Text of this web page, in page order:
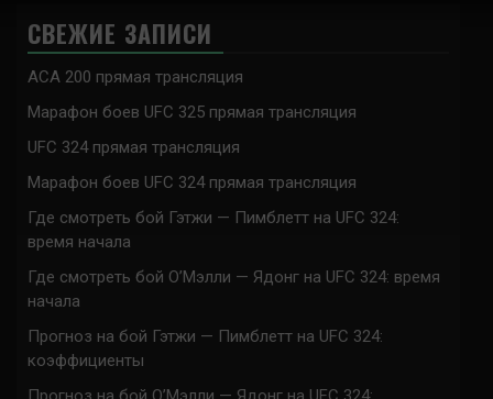
СВЕЖИЕ ЗАПИСИ
ACA 200 прямая трансляция
Марафон боев UFC 325 прямая трансляция
UFC 324 прямая трансляция
Марафон боев UFC 324 прямая трансляция
Где смотреть бой Гэтжи — Пимблетт на UFC 324:
время начала
Где смотреть бой О’Мэлли — Ядонг на UFC 324: время
начала
Прогноз на бой Гэтжи — Пимблетт на UFC 324:
коэффициенты